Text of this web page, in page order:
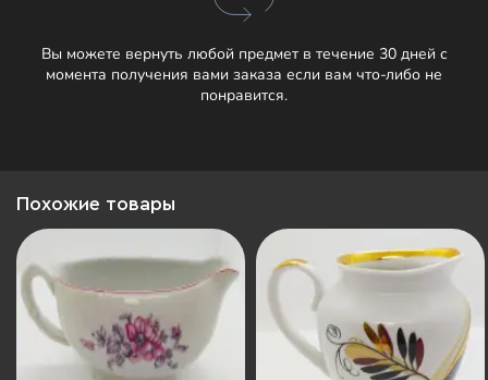
Вы можете вернуть любой предмет в течение 30 дней с
момента получения вами заказа если вам что-либо не
понравится.
Похожие товары